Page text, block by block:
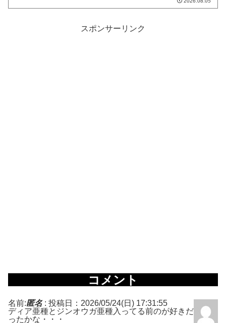
スポンサーリンク
コメント
名前:匿名: 投稿日：2026/05/24(日) 17:31:55
ディア亜種とジンオウガ亜種入ってる前のが好きだ
ったかな・・・